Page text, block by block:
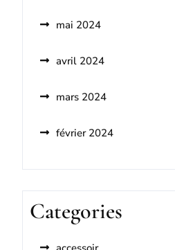
mai 2024
avril 2024
mars 2024
février 2024
Categories